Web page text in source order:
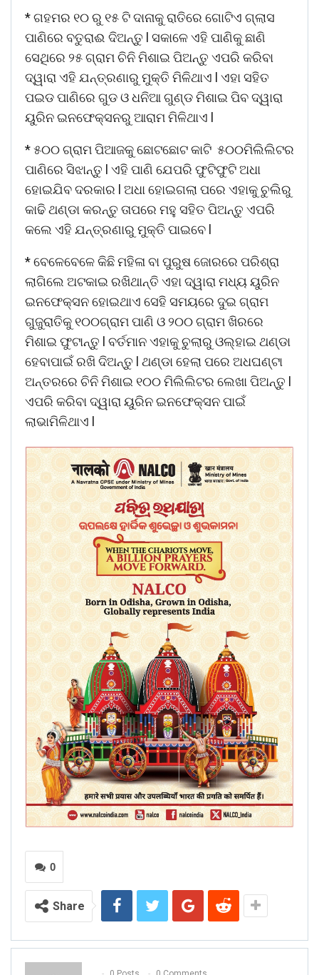
* ଗହମର ୧୦ ରୁ ୧୫ ଟି ଦାନାକୁ ରାତିରେ ଗୋଟିଏ ଗ୍ଲାସ
ପାଣିରେ ବତୁରାଈ ଦିଅନ୍ତୁ l ସକାଳେ ଏହି ପାଣିକୁ ଛାଣି
ସେଥିରେ ୨୫ ଗ୍ରାମ ଚିନି ମିଶାଇ ପିଅନ୍ତୁ ଏପରି କରିବା
ଦ୍ୱାରା ଏହି ଯନ୍ତ୍ରଣାରୁ ମୁକ୍ତି ମିଳିଥାଏ l ଏହା ସହିତ
ପଇଡ ପାଣିରେ ଗୁଡ ଓ ଧନିଆ ଗୁଣ୍ଡ ମିଶାଇ ପିବ ଦ୍ୱାରା
ୟୁରିନ ଇନଫେକ୍ସନରୁ ଆରାମ ମିଳିଥାଏ l
* ୫୦୦ ଗ୍ରାମ ପିଆଜକୁ ଛୋଟଛୋଟ କାଟି ୫୦୦ମିଲିଲିଟର
ପାଣିରେ ସିଝାନ୍ତୁ l ଏହି ପାଣି ଯେପରି ଫୁଟିଫୁଟି ଅଧା
ହୋଇଯିବ ଦରକାର l ଅଧା ହୋଇଗଲା ପରେ ଏହାକୁ ଚୁଲିରୁ
କାଢି ଥଣ୍ଡା କରନ୍ତୁ ତାପରେ ମହୁ ସହିତ ପିଅନ୍ତୁ ଏପରି
କଲେ ଏହି ଯନ୍ତ୍ରଣାରୁ ମୁକ୍ତି ପାଇବେ l
* ବେଳେବେଳେ କିଛି ମହିଳା ବା ପୁରୁଷ ଜୋରରେ ପରିଶ୍ରା
ଲାଗିଲେ ଅଟକାଇ ରଖିଥାନ୍ତି ଏହା ଦ୍ୱାରା ମଧ୍ୟ ୟୁରିନ
ଇନଫେକ୍ସନ ହୋଇଥାଏ ସେହି ସମୟରେ ଦୁଇ ଗ୍ରାମ
ଗୁଜୁରାତିକୁ ୧୦୦ଗ୍ରାମ ପାଣି ଓ ୨୦୦ ଗ୍ରାମ ଖିରରେ
ମିଶାଇ ଫୁଟାନ୍ତୁ l ବର୍ତମାନ ଏହାକୁ ଚୁଲାରୁ ଓଲ୍ହାଇ ଥଣ୍ଡା
ହେବାପାଇଁ ରଖି ଦିଅନ୍ତୁ l ଥଣ୍ଡା ହେଲା ପରେ ଅଧଘଣ୍ଟା
ଅନ୍ତରରେ ଚିନି ମିଶାଇ ୧୦୦ ମିଲିଲିଟର ଲେଖା ପିଅନ୍ତୁ l
ଏପରି କରିବା ଦ୍ୱାରା ୟୁରିନ ଇନଫେକ୍ସନ ପାଇଁ
ଲାଭାମିଳିଥାଏ l
0
Share